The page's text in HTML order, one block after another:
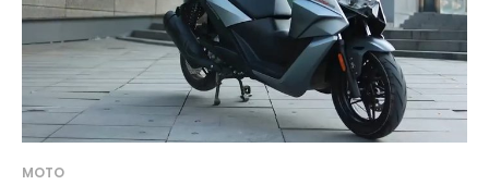
MOTO